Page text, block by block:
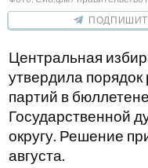
Центральная
утвердила
партий в
Государственной
округу. Решение
августа.